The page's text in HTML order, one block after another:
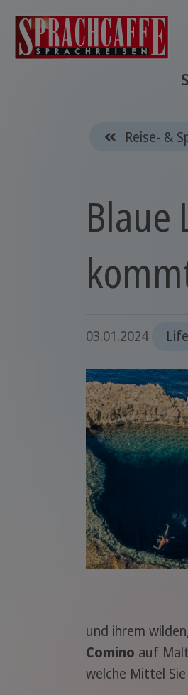
Reise- &
Blaue
03.01.2024
und ihrem
Comino auf
welche Mittel